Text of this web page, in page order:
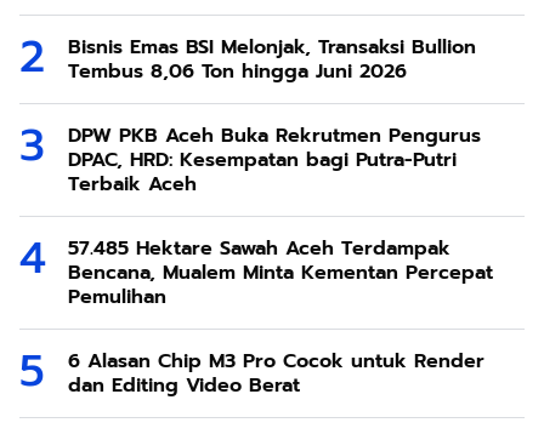
Bisnis Emas BSI Melonjak, Transaksi Bullion
Tembus 8,06 Ton hingga Juni 2026
DPW PKB Aceh Buka Rekrutmen Pengurus
DPAC, HRD: Kesempatan bagi Putra-Putri
Terbaik Aceh
57.485 Hektare Sawah Aceh Terdampak
Bencana, Mualem Minta Kementan Percepat
Pemulihan
6 Alasan Chip M3 Pro Cocok untuk Render
dan Editing Video Berat